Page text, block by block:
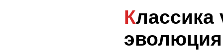
Классика vs модернизация: